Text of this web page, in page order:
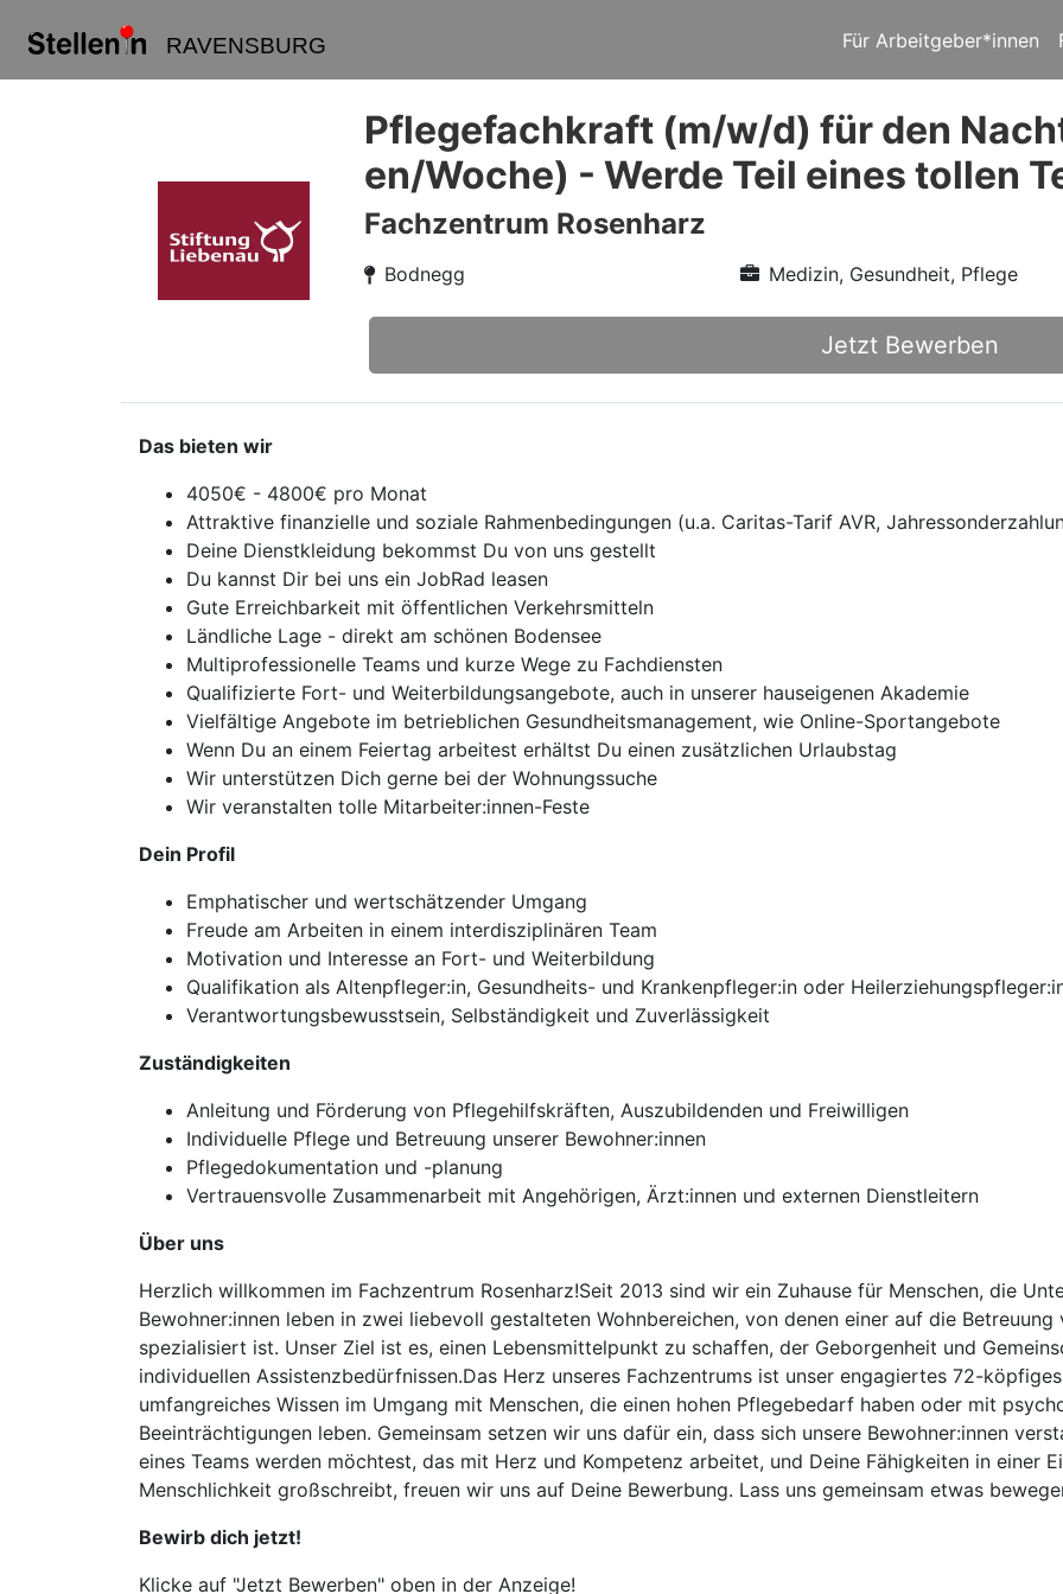
RAVENSBURG Für Arbeitgeber*innen
Pflegefachkraft (m/w/d) für den
en/Woche) - Werde Teil eines tollen
Fachzentrum Rosenharz
Bodnegg Medizin, Gesundheit, Pflege
Jetzt Bewerben
Das bieten wir
4050€ - 4800€ pro Monat
Attraktive finanzielle und soziale Rahmenbedingungen (u.a. Caritas-Tarif AVR,
Deine Dienstkleidung bekommst Du von uns gestellt
Du kannst Dir bei uns ein JobRad leasen
Gute Erreichbarkeit mit öffentlichen Verkehrsmitteln
Ländliche Lage - direkt am schönen Bodensee
Multiprofessionelle Teams und kurze Wege zu Fachdiensten
Qualifizierte Fort- und Weiterbildungsangebote, auch in unserer hauseigenen Akademie
Vielfältige Angebote im betrieblichen Gesundheitsmanagement, wie Online-Sportangebote
Wenn Du an einem Feiertag arbeitest erhältst Du einen zusätzlichen Urlaubstag
Wir unterstützen Dich gerne bei der Wohnungssuche
Wir veranstalten tolle Mitarbeiter:innen-Feste
Dein Profil
Emphatischer und wertschätzender Umgang
Freude am Arbeiten in einem interdisziplinären Team
Motivation und Interesse an Fort- und Weiterbildung
Qualifikation als Altenpfleger:in, Gesundheits- und Krankenpfleger:in oder
Verantwortungsbewusstsein, Selbständigkeit und Zuverlässigkeit
Zuständigkeiten
Anleitung und Förderung von Pflegehilfskräften, Auszubildenden und Freiwilligen
Individuelle Pflege und Betreuung unserer Bewohner:innen
Pflegedokumentation und -planung
Vertrauensvolle Zusammenarbeit mit Angehörigen, Ärzt:innen und externen Dienstleitern
Über uns
Herzlich willkommen im Fachzentrum Rosenharz!Seit 2013 sind wir ein Zuhause für Menschen, die
Bewohner:innen leben in zwei liebevoll gestalteten Wohnbereichen, von denen einer auf die
spezialisiert ist. Unser Ziel ist es, einen Lebensmittelpunkt zu schaffen, der Geborgenheit und
individuellen Assistenzbedürfnissen.Das Herz unseres Fachzentrums ist unser engagiertes 72-
umfangreiches Wissen im Umgang mit Menschen, die einen hohen Pflegebedarf haben oder mit
Beeinträchtigungen leben. Gemeinsam setzen wir uns dafür ein, dass sich unsere Bewohner:innen
eines Teams werden möchtest, das mit Herz und Kompetenz arbeitet, und Deine Fähigkeiten in einer
Menschlichkeit großschreibt, freuen wir uns auf Deine Bewerbung. Lass uns gemeinsam etwas
Bewirb dich jetzt!
Klicke auf "Jetzt Bewerben" oben in der Anzeige!